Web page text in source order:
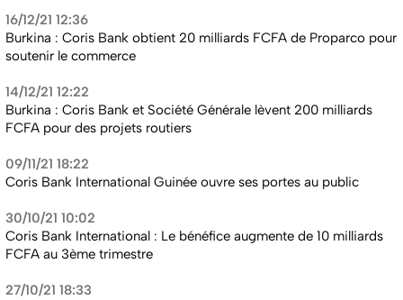
16/12/21 12:36
Burkina : Coris Bank obtient 20 milliards FCFA de Proparco pour
soutenir le commerce
14/12/21 12:22
Burkina : Coris Bank et Société Générale lèvent 200 milliards
FCFA pour des projets routiers
09/11/21 18:22
Coris Bank International Guinée ouvre ses portes au public
30/10/21 10:02
Coris Bank International : Le bénéfice augmente de 10 milliards
FCFA au 3ème trimestre
27/10/21 18:33